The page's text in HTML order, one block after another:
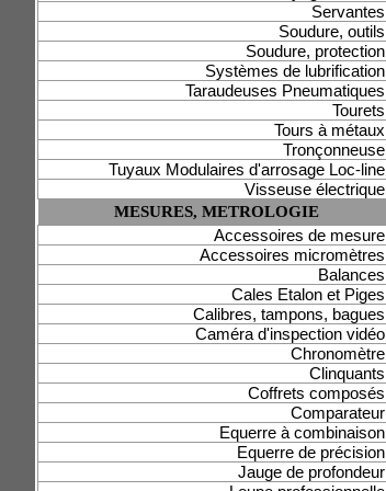
Servantes
Soudure, outils
Soudure, protection
Systèmes de lubrification
Taraudeuses Pneumatiques
Tourets
Tours à métaux
Tronçonneuse
Tuyaux Modulaires d'arrosage Loc-line
Visseuse électrique
MESURES, METROLOGIE
Accessoires de mesure
Accessoires micromètres
Balances
Cales Etalon et Piges
Calibres, tampons, bagues
Caméra d'inspection vidéo
Chronomètre
Clinquants
Coffrets composés
Comparateur
Equerre à combinaison
Equerre de précision
Jauge de profondeur